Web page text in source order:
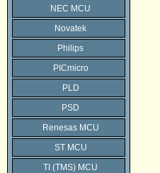
NEC MCU
Novatek
Philips
PICmicro
PLD
PSD
Renesas MCU
ST MCU
TI (TMS) MCU